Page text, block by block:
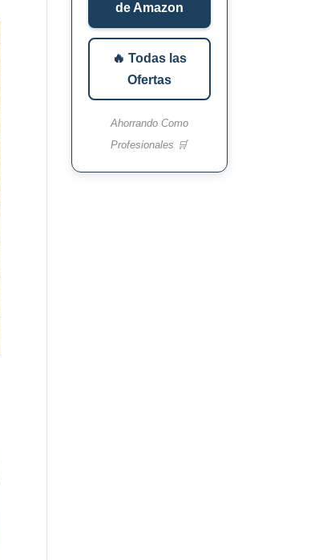
de Amazon
🔥 Todas las
Ofertas
Ahorrando Como
Profesionales 🛒